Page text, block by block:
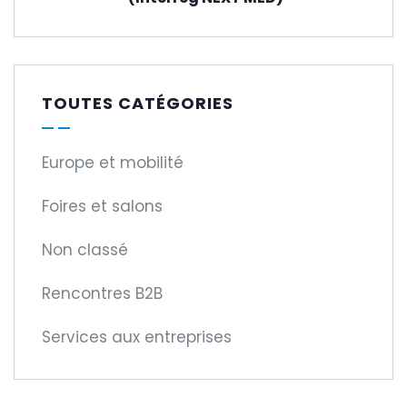
TOUTES CATÉGORIES
Europe et mobilité
Foires et salons
Non classé
Rencontres B2B
Services aux entreprises